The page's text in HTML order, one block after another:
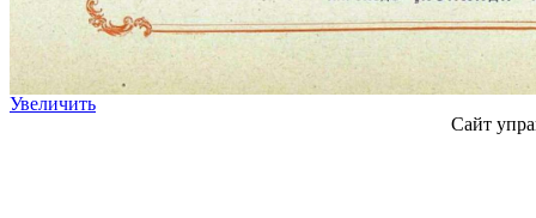
Увеличить
Сайт